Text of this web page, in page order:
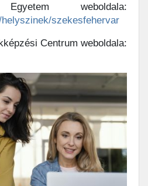
Egyetem weboldala:
szekesfehervar
Centrum weboldala: